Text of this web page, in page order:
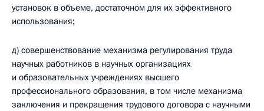
установок в объеме, достаточном для их эффективного
использования;
д) совершенствование механизма регулирования труда
научных работников в научных организациях
и образовательных учреждениях высшего
профессионального образования, в том числе механизма
заключения и прекращения трудового договора с научными